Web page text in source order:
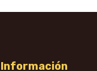
Información